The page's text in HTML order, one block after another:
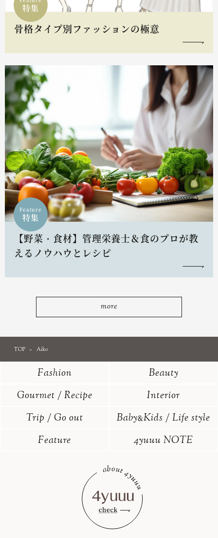
特集
骨格タイプ別ファッションの極意
Feature
特集
【野菜・食材】管理栄養士＆食のプロが教
えるノウハウとレシピ
more
TOP Aiko
Fashion
Beauty
Gourmet / Recipe
Interior
Trip / Go out
Baby&Kids / Life style
Feature
4yuuu NOTE